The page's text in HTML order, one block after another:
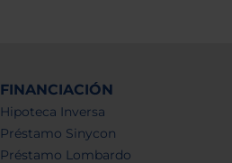
FINANCIACIÓN
Hipoteca Inversa
Préstamo Sinycon
Préstamo Lombardo